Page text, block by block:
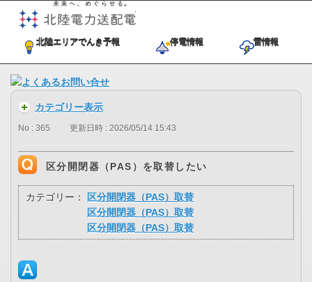
北陸エリアでんき予報 停電情報 雷情報
カテゴリー表示
No : 365 更新日時 : 2026/05/14 15:43
区分開閉器（PAS）を取替したい
カテゴリー：
区分開閉器（PAS）取替
区分開閉器（PAS）取替
区分開閉器（PAS）取替